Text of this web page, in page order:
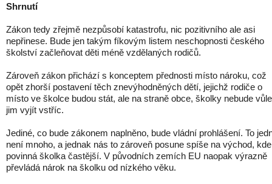
Shrnutí
Zákon tedy zřejmě nezpůsobí katastrofu, nic pozitivního ale asi
nepřinese. Bude jen takým fíkovým listem neschopnosti českého
školství začleňovat děti méně vzdělaných rodičů.
Zároveň zákon přichází s konceptem přednosti místo nároku, což
opět zhorší postavení těch znevýhodněných dětí, jejichž rodiče o
místo ve školce budou stát, ale na straně obce, školky nebude vůle
jim vyjít vstříc.
Jediné, co bude zákonem naplněno, bude vládní prohlášení. To
není mnoho, a jednak nás to zároveň posune spíše na východ,
povinná školka častější. V původních zemích EU naopak výrazně
převládá nárok na školku od nízkého věku.